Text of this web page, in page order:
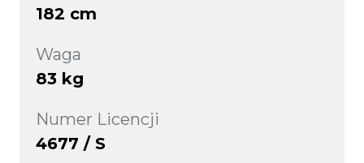
182 cm
Waga
83 kg
Numer Licencji
4677 / S